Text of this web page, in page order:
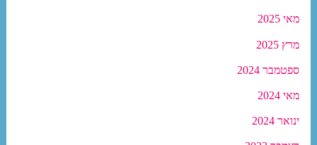
מאי 2025
מרץ 2025
ספטמבר 2024
מאי 2024
ינואר 2024